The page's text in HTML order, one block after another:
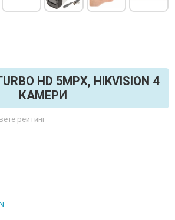
HD 5MPX, HIKVISION 4
КАМЕРИ
рейтинг